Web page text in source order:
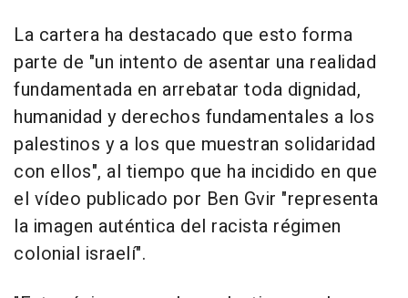
La cartera ha destacado que esto forma
parte de "un intento de asentar una realidad
fundamentada en arrebatar toda dignidad,
humanidad y derechos fundamentales a los
palestinos y a los que muestran solidaridad
con ellos", al tiempo que ha incidido en que
el vídeo publicado por Ben Gvir "representa
la imagen auténtica del racista régimen
colonial israelí".